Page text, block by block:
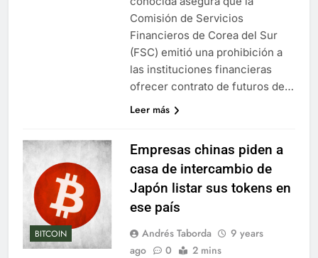
Comisión de Servicios
Financieros de Corea del Sur
(FSC) emitió una prohibición a
las instituciones financieras
ofrecer contrato de futuros de…
Leer más
BITCOIN
Empresas chinas piden a
casa de intercambio de
Japón listar sus tokens en
ese país
Andrés Taborda
9 years
ago
0 2 mins